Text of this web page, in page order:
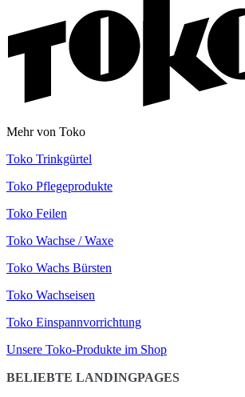
Mehr von Toko
Toko Trinkgürtel
Toko Pflegeprodukte
Toko Feilen
Toko Wachse / Waxe
Toko Wachs Bürsten
Toko Wachseisen
Toko Einspannvorrichtung
Unsere Toko-Produkte im Shop
BELIEBTE LANDINGPAGES